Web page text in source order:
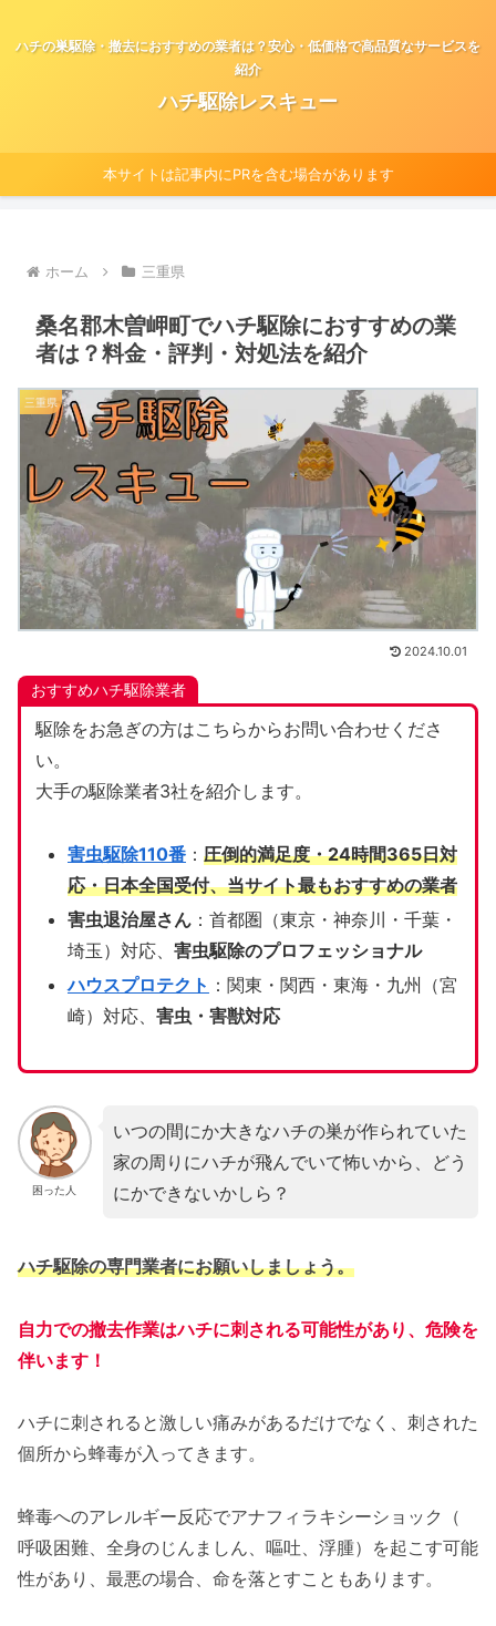
ハチの巣駆除・撤去におすすめの業者は？安心・低価格で高品質なサービスを
紹介
ハチ駆除レスキュー
本サイトは記事内にPRを含む場合があります
ホーム 三重県
桑名郡木曽岬町でハチ駆除におすすめの業
者は？料金・評判・対処法を紹介
三重県
2024.10.01
おすすめハチ駆除業者
駆除をお急ぎの方はこちらからお問い合わせくださ
い。
大手の駆除業者3社を紹介します。
害虫駆除110番： 圧倒的満足度・24時間365日対
応・日本全国受付、当サイト最もおすすめの業者
害虫退治屋さん：首都圏（東京・神奈川・千葉・
埼玉）対応、 害虫駆除のプロフェッショナル
ハウスプロテクト ：関東・関西・東海・九州（宮
崎）対応、 害虫・害獣対応
困った人
いつの間にか大きなハチの巣が作られていた
家の周りにハチが飛んでいて怖いから、どう
にかできないかしら？
ハチ駆除の専門業者にお願いしましょう。
自力での撤去作業はハチに刺される可能性があり、危険を
伴います！
ハチに刺されると激しい痛みがあるだけでなく、刺された
個所から蜂毒が入ってきます。
蜂毒へのアレルギー反応でアナフィラキシーショック（
呼吸困難、全身のじんましん、嘔吐、浮腫）を起こす可能
性があり、最悪の場合、命を落とすこともあります。